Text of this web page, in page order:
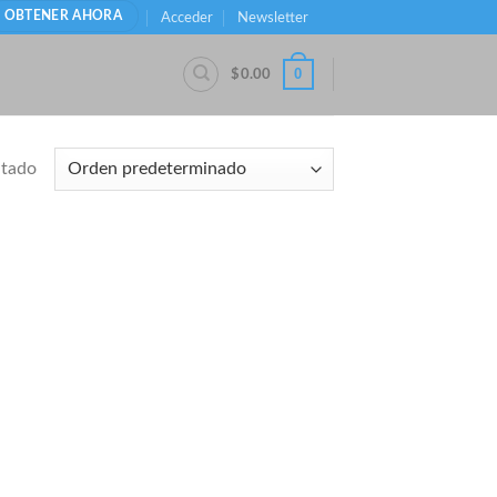
OBTENER AHORA Acceder Newsletter
$0.00 0